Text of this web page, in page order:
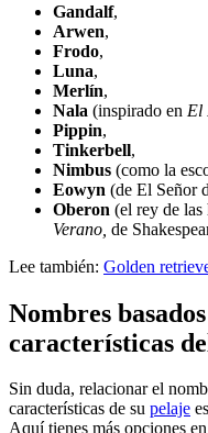
Gandalf,
Arwen,
Frodo,
Luna,
Merlín,
Nala (inspirado en El
Pippin,
Tinkerbell,
Nimbus (como la
Eowyn (de El Señor
Oberon (el rey de las
Verano, de
Lee también: Golden
Nombres
características
Sin duda, relacionar el
características de su pelaje
Aquí tienes más opciones